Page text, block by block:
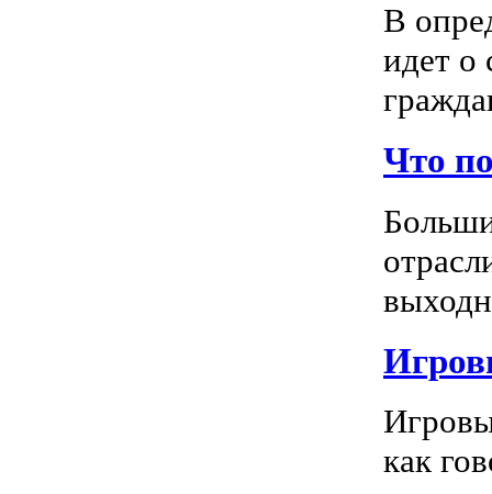
В
идет о
Что
как